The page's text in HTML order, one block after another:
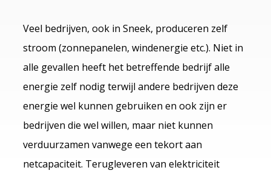
Veel bedrijven, ook in Sneek, produceren zelf
stroom (zonnepanelen, windenergie etc.). Niet in
alle gevallen heeft het betreffende bedrijf alle
energie zelf nodig terwijl andere bedrijven deze
energie wel kunnen gebruiken en ook zijn er
bedrijven die wel willen, maar niet kunnen
verduurzamen vanwege een tekort aan
netcapaciteit. Terugleveren van elektriciteit